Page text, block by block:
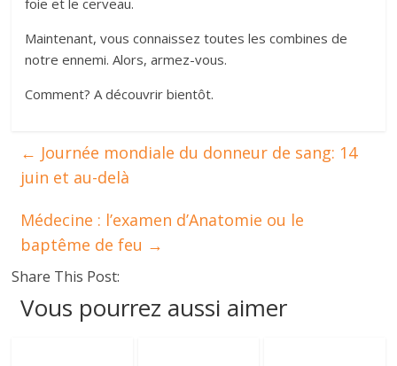
foie et le cerveau.
Maintenant, vous connaissez toutes les combines de
notre ennemi. Alors, armez-vous.
Comment? A découvrir bientôt.
← Journée mondiale du donneur de sang: 14
juin et au-delà
Médecine : l’examen d’Anatomie ou le
baptême de feu →
Share This Post:
Vous pourrez aussi aimer